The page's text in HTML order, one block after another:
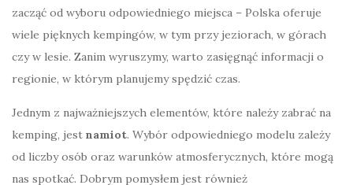
zacząć od wyboru odpowiedniego miejsca – Polska oferuje
wiele pięknych kempingów, w tym przy jeziorach, w górach
czy w lesie. Zanim wyruszymy, warto zasięgnąć informacji o
regionie, w którym planujemy spędzić czas.
Jednym z najważniejszych elementów, które należy zabrać na
kemping, jest namiot. Wybór odpowiedniego modelu zależy
od liczby osób oraz warunków atmosferycznych, które mogą
nas spotkać. Dobrym pomysłem jest również